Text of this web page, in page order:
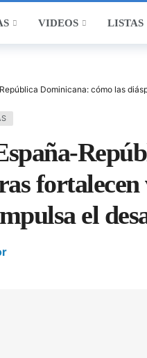
VIDEOS LISTAS
Dominicana: cómo las
el